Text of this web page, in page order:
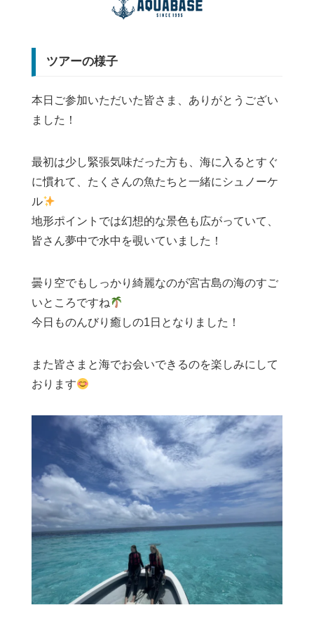
ツアーの様子
本日ご参加いただいた皆さま、ありがとうござい
ました！
最初は少し緊張気味だった方も、海に入るとすぐ
に慣れて、たくさんの魚たちと一緒にシュノーケ
ル
地形ポイントでは幻想的な景色も広がっていて、
皆さん夢中で水中を覗いていました！
曇り空でもしっかり綺麗なのが宮古島の海のすご
いところですね
今日ものんびり癒しの1日となりました！
また皆さまと海でお会いできるのを楽しみにして
おります